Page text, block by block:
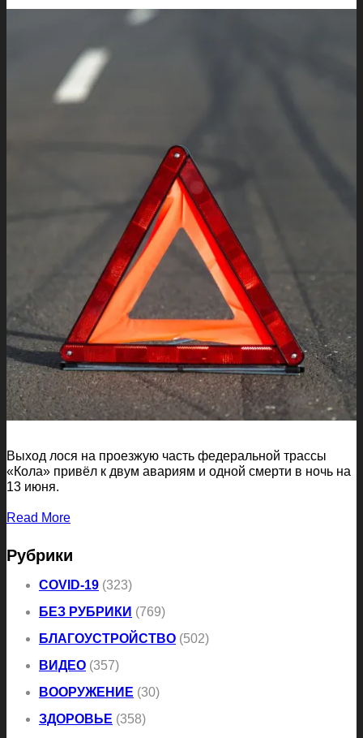
Выход лося на проезжую часть федеральной трассы
«Кола» привёл к двум авариям и одной смерти в ночь на
13 июня.
Read More
Рубрики
COVID-19 (323)
БЕЗ РУБРИКИ (769)
БЛАГОУСТРОЙСТВО (502)
ВИДЕО (357)
ВООРУЖЕНИЕ (30)
ЗДОРОВЬЕ (358)